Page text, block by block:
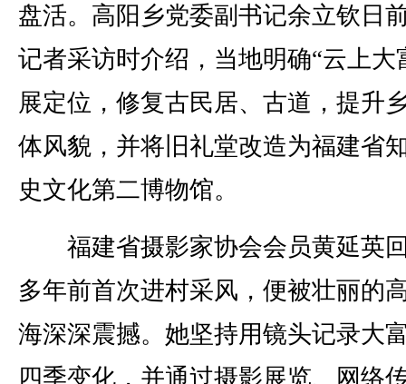
盘活。高阳乡党委副书记余立钦日
记者采访时介绍，当地明确“云上大
展定位，修复古民居、古道，提升
体风貌，并将旧礼堂改造为福建省
史文化第二博物馆。
福建省摄影家协会会员黄延英
多年前首次进村采风，便被壮丽的
海深深震撼。她坚持用镜头记录大
四季变化，并通过摄影展览、网络